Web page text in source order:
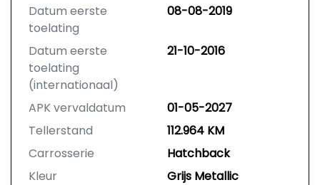
Datum eerste
toelating
08-08-2019
Datum eerste
toelating
(internationaal)
21-10-2016
APK vervaldatum
01-05-2027
Tellerstand
112.964 KM
Carrosserie
Hatchback
Kleur
Grijs Metallic